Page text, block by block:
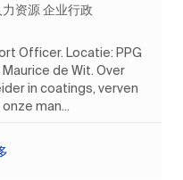
力资源 企业行政
Officer. Locatie: PPG
de Wit. Over
in coatings, verven
man...